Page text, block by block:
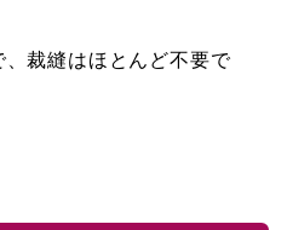
裁縫はほとんど不要で